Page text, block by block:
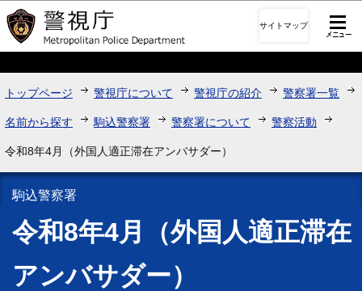
このページの本文へ移動
サイトマップ
トップページ 警視庁について 警視庁の紹介 警察署一覧
名前から探す 駒込警察署 警察署について 警察活動
令和8年4月（外国人適正滞在アンバサダー）
駒込警察署
令和8年4月（外国人適正滞在
アンバサダー）